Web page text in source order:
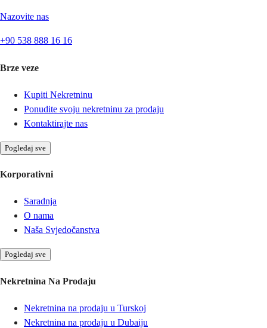
Nazovite nas
+90 538 888 16 16
Brze veze
Kupiti Nekretninu
Ponudite svoju nekretninu za prodaju
Kontaktirajte nas
Pogledaj sve
Korporativni
Saradnja
O nama
Naša Svjedočanstva
Pogledaj sve
Nekretnina Na Prodaju
Nekretnina na prodaju u Turskoj
Nekretnina na prodaju u Dubaiju